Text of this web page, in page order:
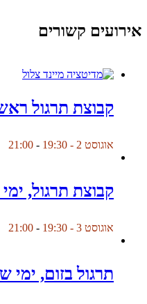
אירועים קשורים
קבוצת תרגול
אוגוסט 2 - 19:30 -
21:00
קבוצת תרגול,
אוגוסט 3 - 19:30 -
21:00
תרגול בזום, ימי